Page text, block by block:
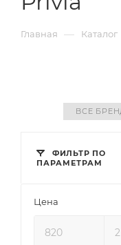
Главная — Каталог
ВСЕ
ФИЛЬТР ПО
ПАРАМЕТРАМ
Цена